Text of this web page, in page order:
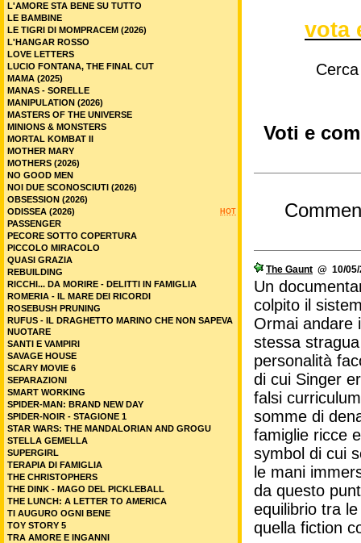
vota
Voti e
The Gaunt @ 10/
Un
colpito il
Ormai andare
stessa
personalità
di cui Singer
falsi
somme di
famiglie ricce
symbol di cui
le mani
da questo
equilibrio tra
quella fiction
L'AMORE STA BENE SU TUTTO
LE BAMBINE
LE TIGRI DI MOMPRACEM (2026)
L'HANGAR ROSSO
LOVE LETTERS
LUCIO FONTANA, THE FINAL CUT
MAMA (2025)
MANAS - SORELLE
MANIPULATION (2026)
MASTERS OF THE UNIVERSE
MINIONS & MONSTERS
MORTAL KOMBAT II
MOTHER MARY
MOTHERS (2026)
NO GOOD MEN
NOI DUE SCONOSCIUTI (2026)
OBSESSION (2026)
HOT
ODISSEA (2026)
PASSENGER
PECORE SOTTO COPERTURA
PICCOLO MIRACOLO
QUASI GRAZIA
REBUILDING
RICCHI... DA MORIRE - DELITTI IN FAMIGLIA
ROMERIA - IL MARE DEI RICORDI
ROSEBUSH PRUNING
RUFUS - IL DRAGHETTO MARINO CHE NON SAPEVA
NUOTARE
SANTI E VAMPIRI
SAVAGE HOUSE
SCARY MOVIE 6
SEPARAZIONI
SMART WORKING
SPIDER-MAN: BRAND NEW DAY
SPIDER-NOIR - STAGIONE 1
STAR WARS: THE MANDALORIAN AND GROGU
STELLA GEMELLA
SUPERGIRL
TERAPIA DI FAMIGLIA
THE CHRISTOPHERS
THE DINK - MAGO DEL PICKLEBALL
THE LUNCH: A LETTER TO AMERICA
TI AUGURO OGNI BENE
TOY STORY 5
TRA AMORE E INGANNI